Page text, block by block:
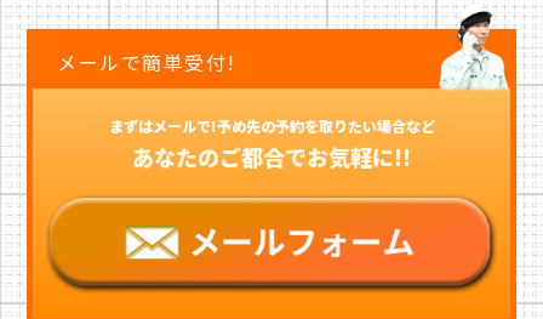
メールで簡単受付!
まずはメールで!予め先の予約を取りたい場合など
あなたのご都合でお気軽に!!